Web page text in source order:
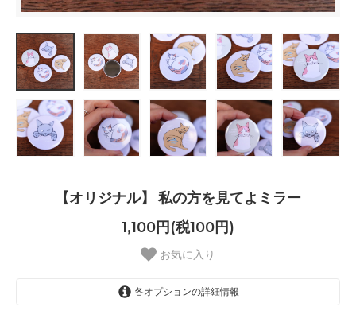
【オリジナル】 私の方を見てよミラー
1,100円(税100円)
お気に入り
各オプションの詳細情報